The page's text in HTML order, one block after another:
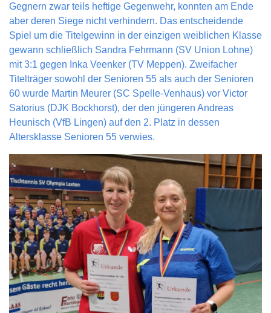
Gegnern zwar teils heftige Gegenwehr, konnten am Ende
aber deren Siege nicht verhindern. Das entscheidende
Spiel um die Titelgewinn in der einzigen weiblichen Klasse
gewann schließlich Sandra Fehrmann (SV Union Lohne)
mit 3:1 gegen Inka Veenker (TV Meppen). Zweifacher
Titelträger sowohl der Senioren 55 als auch der Senioren
60 wurde Martin Meurer (SC Spelle-Venhaus) vor Victor
Satorius (DJK Bockhorst), der den jüngeren Andreas
Heunisch (VfB Lingen) auf den 2. Platz in dessen
Altersklasse Senioren 55 verwies.